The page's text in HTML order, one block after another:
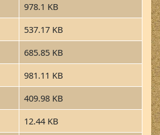
978.1 KB
537.17 KB
685.85 KB
981.11 KB
409.98 KB
12.44 KB